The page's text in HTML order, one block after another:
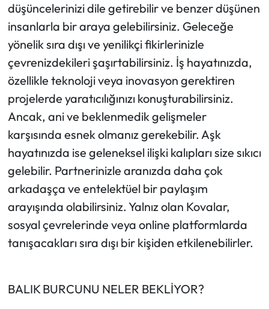
düşüncelerinizi dile getirebilir ve benzer düşünen
insanlarla bir araya gelebilirsiniz. Geleceğe
yönelik sıra dışı ve yenilikçi fikirlerinizle
çevrenizdekileri şaşırtabilirsiniz. İş hayatınızda,
özellikle teknoloji veya inovasyon gerektiren
projelerde yaratıcılığınızı konuşturabilirsiniz.
Ancak, ani ve beklenmedik gelişmeler
karşısında esnek olmanız gerekebilir. Aşk
hayatınızda ise geleneksel ilişki kalıpları size sıkıcı
gelebilir. Partnerinizle aranızda daha çok
arkadaşça ve entelektüel bir paylaşım
arayışında olabilirsiniz. Yalnız olan Kovalar,
sosyal çevrelerinde veya online platformlarda
tanışacakları sıra dışı bir kişiden etkilenebilirler.
BALIK BURCUNU NELER BEKLİYOR?